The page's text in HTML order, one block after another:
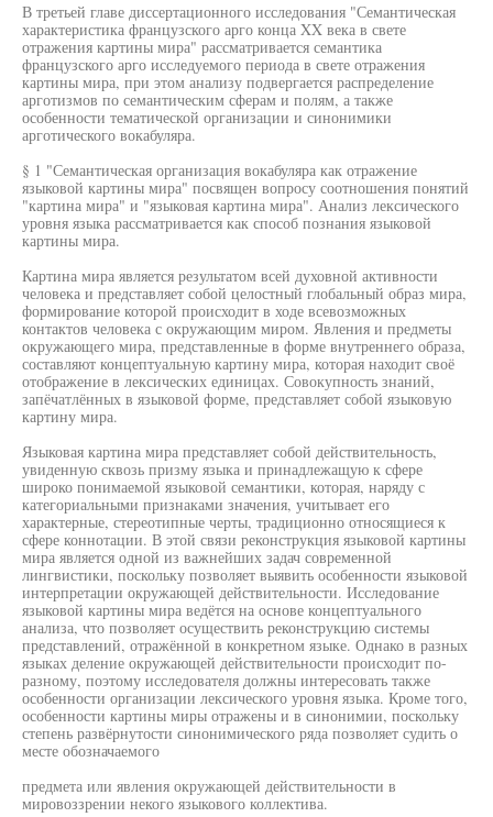
В третьей главе диссертационного исследования "Семантическая
характеристика французского арго конца XX века в свете
отражения картины мира" рассматривается семантика
французского арго исследуемого периода в свете отражения
картины мира, при этом анализу подвергается распределение
арготизмов по семантическим сферам и полям, а также
особенности тематической организации и синонимики
арготического вокабуляра.
§ 1 "Семантическая организация вокабуляра как отражение
языковой картины мира" посвящен вопросу соотношения понятий
"картина мира" и "языковая картина мира". Анализ лексического
уровня языка рассматривается как способ познания языковой
картины мира.
Картина мира является результатом всей духовной активности
человека и представляет собой целостный глобальный образ мира,
формирование которой происходит в ходе всевозможных
контактов человека с окружающим миром. Явления и предметы
окружающего мира, представленные в форме внутреннего образа,
составляют концептуальную картину мира, которая находит своё
отображение в лексических единицах. Совокупность знаний,
запёчатлённых в языковой форме, представляет собой языковую
картину мира.
Языковая картина мира представляет собой действительность,
увиденную сквозь призму языка и принадлежащую к сфере
широко понимаемой языковой семантики, которая, наряду с
категориальными признаками значения, учитывает его
характерные, стереотипные черты, традиционно относящиеся к
сфере коннотации. В этой связи реконструкция языковой картины
мира является одной из важнейших задач современной
лингвистики, поскольку позволяет выявить особенности языковой
интерпретации окружающей действительности. Исследование
языковой картины мира ведётся на основе концептуального
анализа, что позволяет осуществить реконструкцию системы
представлений, отражённой в конкретном языке. Однако в разных
языках деление окружающей действительности происходит по-
разному, поэтому исследователя должны интересовать также
особенности организации лексического уровня языка. Кроме того,
особенности картины миры отражены и в синонимии, поскольку
степень развёрнутости синонимического ряда позволяет судить о
месте обозначаемого
предмета или явления окружающей действительности в
мировоззрении некого языкового коллектива.